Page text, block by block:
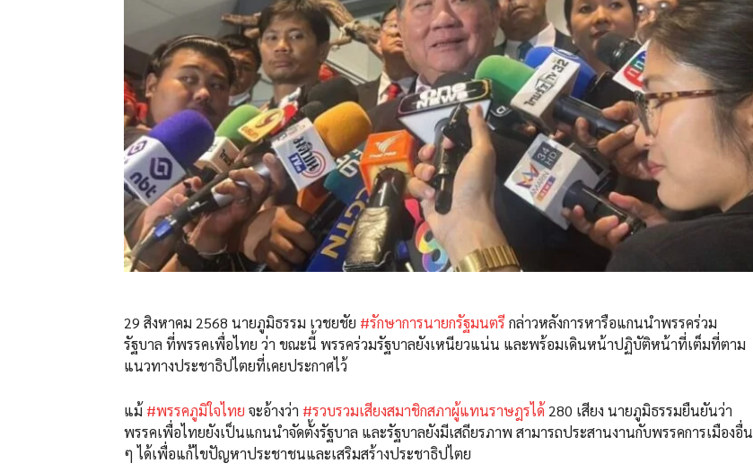
29 สิงหาคม 2568 นายภูมิธรรม เวชยชัย #รักษาการนายกรัฐมนตรี กล่าวหลังการหารือแกนนำพรรคร่วม
รัฐบาล ที่พรรคเพื่อไทย ว่า ขณะนี้ พรรคร่วมรัฐบาลยังเหนียวแน่น และพร้อมเดินหน้าปฏิบัติหน้าที่เต็มที่ตาม
แนวทางประชาธิปไตยที่เคยประกาศไว้
แม้ #พรรคภูมิใจไทย จะอ้างว่า #รวบรวมเสียงสมาชิกสภาผู้แทนราษฎรได้ 280 เสียง นายภูมิธรรมยืนยันว่า
พรรคเพื่อไทยยังเป็นแกนนำจัดตั้งรัฐบาล และรัฐบาลยังมีเสถียรภาพ สามารถประสานงานกับพรรคการเมืองอื่น
ๆ ได้เพื่อแก้ไขปัญหาประชาชนและเสริมสร้างประชาธิปไตย